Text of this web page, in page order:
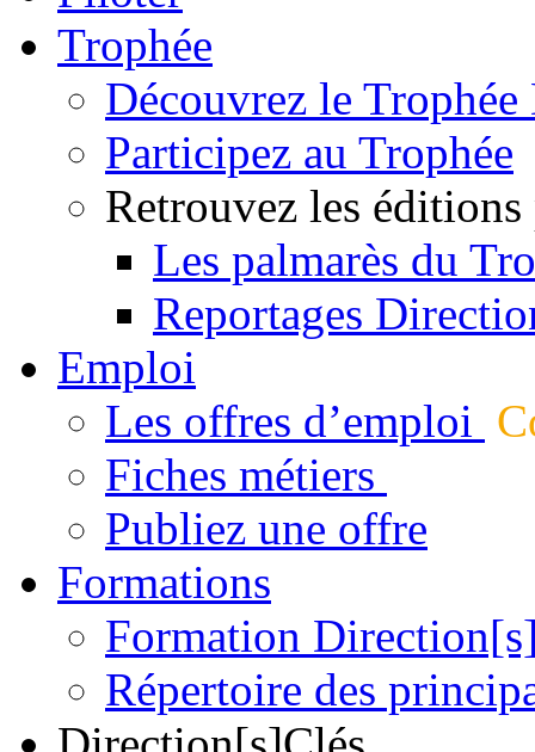
Trophée
Découvrez le
Participez au Trophée
Retrouvez les éditions
Les palmarès du
Reportages
Emploi
Les offres d’emploi
Fiches métiers
Publiez une offre
Formations
Formation
Répertoire des